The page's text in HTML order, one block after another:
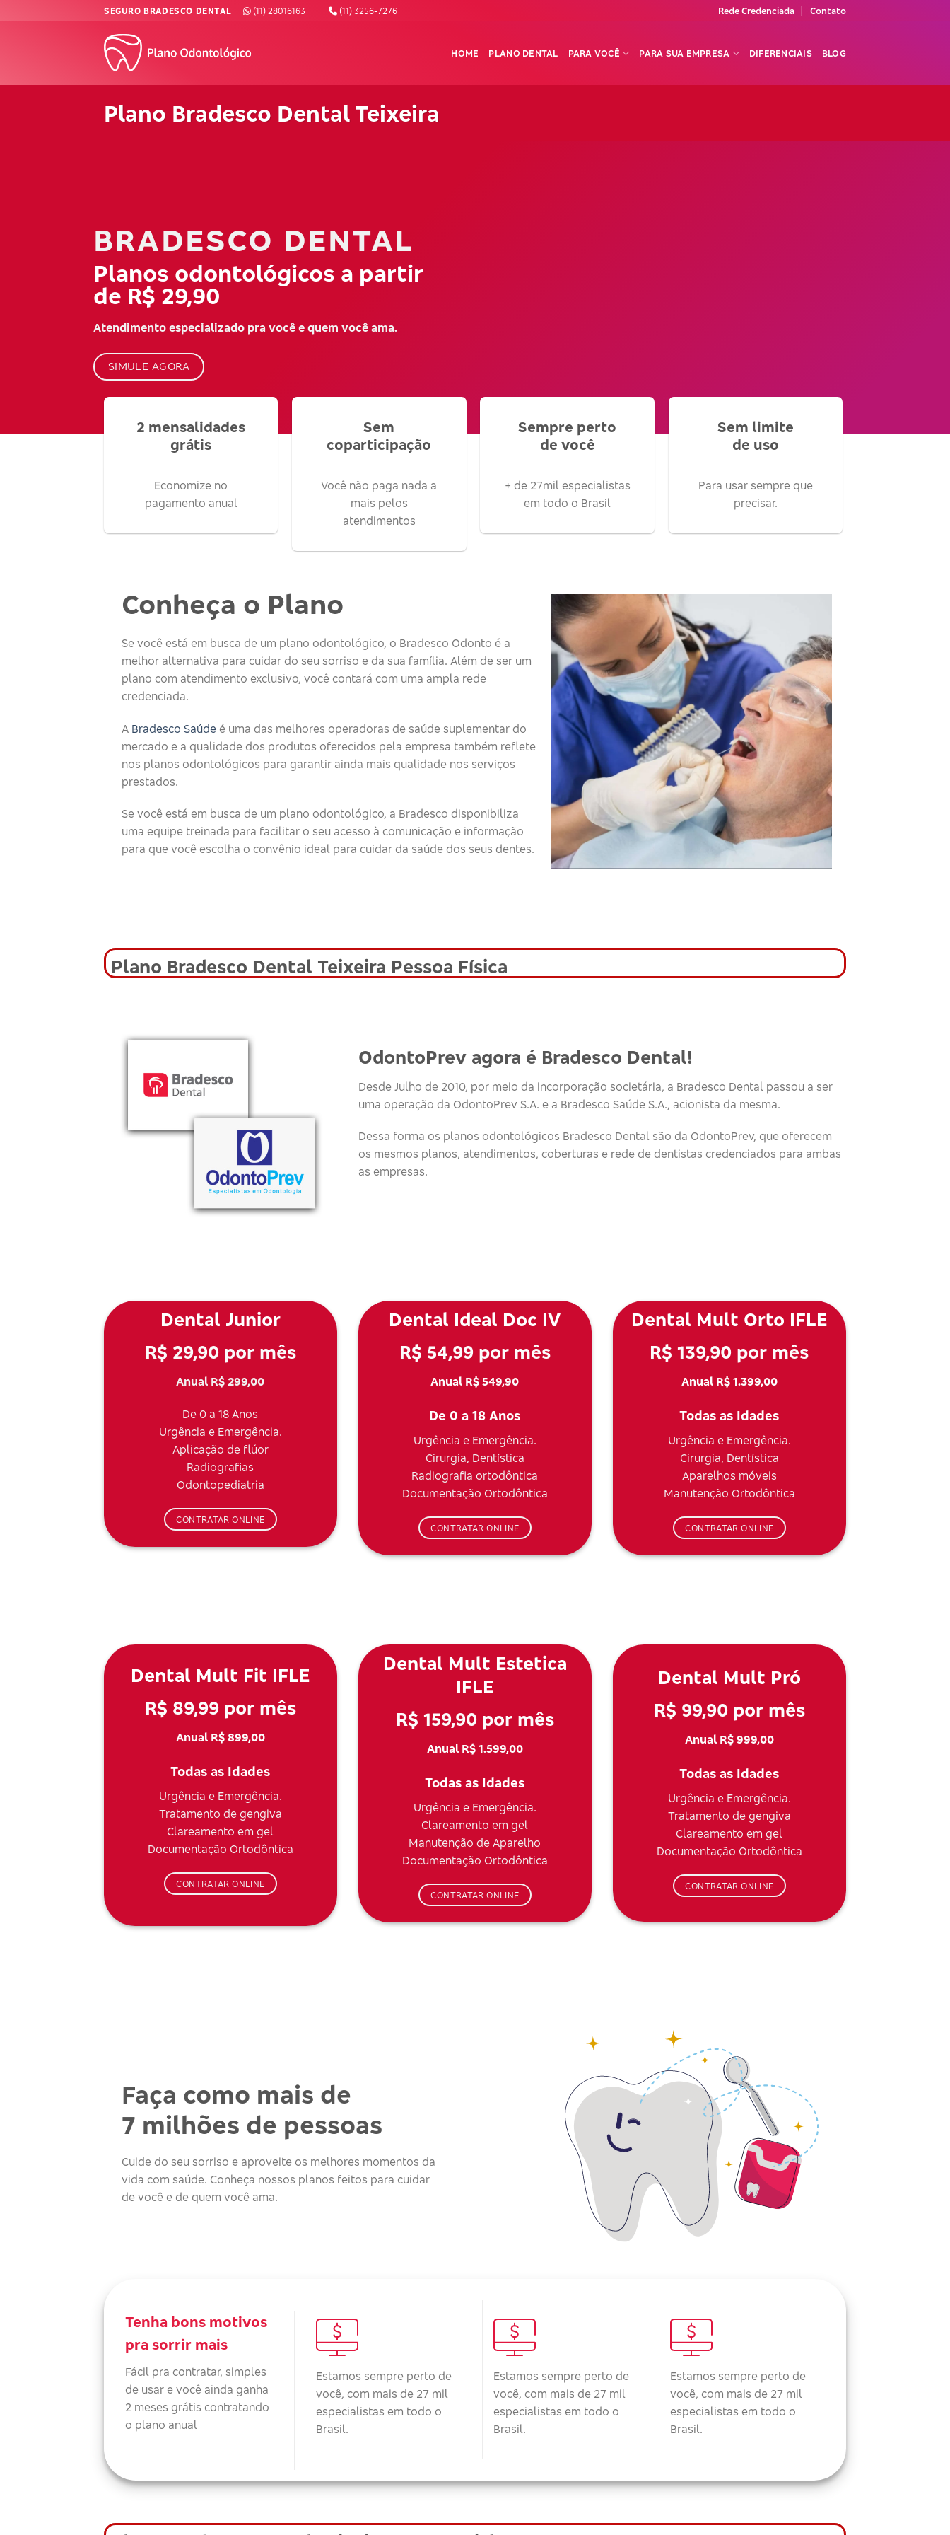
SEGURO BRADESCO DENTAL (11) 28016163 (11) 3256-7276 Rede Credenciada Contato
HOME PLANO DENTAL PARA VOCÊ PARA SUA EMPRESA DIFERENCIAIS BLOG
Plano Bradesco Dental Teixeira
BRADESCO DENTAL
Planos odontológicos a partir
de R$ 29,90
Atendimento especializado pra você e quem você ama.
SIMULE AGORA
2 mensalidades
grátis
Economize no
pagamento anual
Sem
coparticipação
Você não paga nada a
mais pelos
atendimentos
Sempre perto
de você
+ de 27mil especialistas
em todo o Brasil
Sem limite
de uso
Para usar sempre que
precisar.
Conheça o Plano
Se você está em busca de um plano odontológico, o Bradesco Odonto é a
melhor alternativa para cuidar do seu sorriso e da sua família. Além de ser um
plano com atendimento exclusivo, você contará com uma ampla rede
credenciada.
A Bradesco Saúde é uma das melhores operadoras de saúde suplementar do
mercado e a qualidade dos produtos oferecidos pela empresa também reflete
nos planos odontológicos para garantir ainda mais qualidade nos serviços
prestados.
Se você está em busca de um plano odontológico, a Bradesco disponibiliza
uma equipe treinada para facilitar o seu acesso à comunicação e informação
para que você escolha o convênio ideal para cuidar da saúde dos seus dentes.
Plano Bradesco Dental Teixeira Pessoa Física
OdontoPrev agora é Bradesco Dental!
Desde Julho de 2010, por meio da incorporação societária, a Bradesco Dental passou a ser
uma operação da OdontoPrev S.A. e a Bradesco Saúde S.A., acionista da mesma.
Dessa forma os planos odontológicos Bradesco Dental são da OdontoPrev, que oferecem
os mesmos planos, atendimentos, coberturas e rede de dentistas credenciados para ambas
as empresas.
Dental Junior
R$ 29,90 por mês
Anual R$ 299,00
De 0 a 18 Anos
Urgência e Emergência.
Aplicação de flúor
Radiografias
Odontopediatria
CONTRATAR ONLINE
Dental Ideal Doc IV
R$ 54,99 por mês
Anual R$ 549,90
De 0 a 18 Anos
Urgência e Emergência.
Cirurgia, Dentística
Radiografia ortodôntica
Documentação Ortodôntica
CONTRATAR ONLINE
Dental Mult Orto IFLE
R$ 139,90 por mês
Anual R$ 1.399,00
Todas as Idades
Urgência e Emergência.
Cirurgia, Dentística
Aparelhos móveis
Manutenção Ortodôntica
CONTRATAR ONLINE
Dental Mult Fit IFLE
R$ 89,99 por mês
Anual R$ 899,00
Todas as Idades
Urgência e Emergência.
Tratamento de gengiva
Clareamento em gel
Documentação Ortodôntica
CONTRATAR ONLINE
Dental Mult Estetica
IFLE
R$ 159,90 por mês
Anual R$ 1.599,00
Todas as Idades
Urgência e Emergência.
Clareamento em gel
Manutenção de Aparelho
Documentação Ortodôntica
CONTRATAR ONLINE
Dental Mult Pró
R$ 99,90 por mês
Anual R$ 999,00
Todas as Idades
Urgência e Emergência.
Tratamento de gengiva
Clareamento em gel
Documentação Ortodôntica
CONTRATAR ONLINE
Faça como mais de
7 milhões de pessoas
Cuide do seu sorriso e aproveite os melhores momentos da
vida com saúde. Conheça nossos planos feitos para cuidar
de você e de quem você ama.
Tenha bons motivos
pra sorrir mais
Fácil pra contratar, simples
de usar e você ainda ganha
2 meses grátis contratando
o plano anual
Estamos sempre perto de
você, com mais de 27 mil
especialistas em todo o
Brasil.
Estamos sempre perto de
você, com mais de 27 mil
especialistas em todo o
Brasil.
Estamos sempre perto de
você, com mais de 27 mil
especialistas em todo o
Brasil.